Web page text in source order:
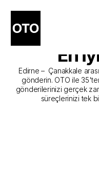
Edirne -
Gönderim
En
Edirne –  Çanakkale
gönderin. OTO ile 35'ten
gönderilerinizi gerçek
süreçlerinizi tek